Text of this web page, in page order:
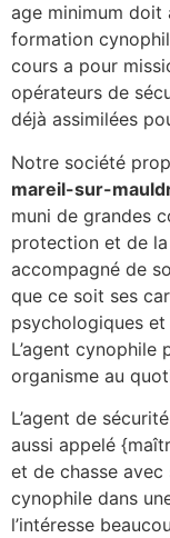
age minimum doit
formation
cours a pour
opérateurs de
déjà assimilées
Notre société
mareil-sur-
muni de grandes
protection et de
accompagné de
que ce soit ses
psychologiques
L’agent
organisme au
L’agent de
aussi appelé
et de chasse
cynophile dans
l’intéresse